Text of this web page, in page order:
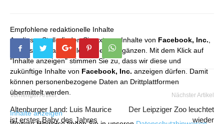
Empfohlene redaktionelle Inhalte
An dieser Stelle finden Sie externe Inhalte von Facebook, Inc.
die unser redaktionelles Angebot ergänzen. Mit dem Klick auf
"Inhalte anzeigen" stimmen Sie zu, dass wir diese und
zukünftige Inhalte von Facebook, Inc. anzeigen dürfen. Damit
können personenbezogene Daten an Drittplattformen
übermittelt werden.
Inhalte anzeigen
Vorheriger Artikel
Altenburger Land: Luis Maurice
ist erstes Baby des Jahres
Nächster Artikel
Der Leipziger Zoo leuchtet
wieder